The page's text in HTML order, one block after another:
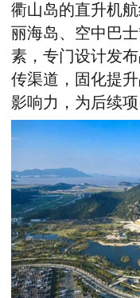
衢山岛的直升机
丽海岛、空中巴
素，专门设计发
传渠道，固化提
影响力，为后续项